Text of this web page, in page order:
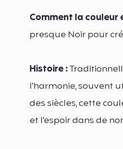
Comment la couleur
presque Noir pour
Histoire :
l'harmonie, souvent
des siècles, cette
et l'espoir dans de